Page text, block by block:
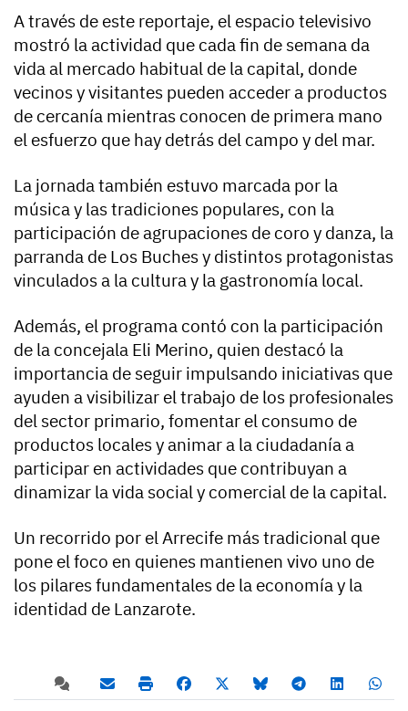
A través de este reportaje, el espacio televisivo
mostró la actividad que cada fin de semana da
vida al mercado habitual de la capital, donde
vecinos y visitantes pueden acceder a productos
de cercanía mientras conocen de primera mano
el esfuerzo que hay detrás del campo y del mar.
La jornada también estuvo marcada por la
música y las tradiciones populares, con la
participación de agrupaciones de coro y danza, la
parranda de Los Buches y distintos protagonistas
vinculados a la cultura y la gastronomía local.
Además, el programa contó con la participación
de la concejala Eli Merino, quien destacó la
importancia de seguir impulsando iniciativas que
ayuden a visibilizar el trabajo de los profesionales
del sector primario, fomentar el consumo de
productos locales y animar a la ciudadanía a
participar en actividades que contribuyan a
dinamizar la vida social y comercial de la capital.
Un recorrido por el Arrecife más tradicional que
pone el foco en quienes mantienen vivo uno de
los pilares fundamentales de la economía y la
identidad de Lanzarote.